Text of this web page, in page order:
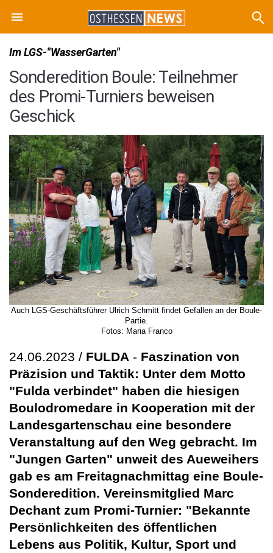
Im LGS-"WasserGarten"
Sonderedition Boule: Teilnehmer
des Promi-Turniers beweisen
Geschick
Auch LGS-Geschäftsführer Ulrich Schmitt findet Gefallen an der Boule-
Partie.
Fotos: Maria Franco
24.06.2023 / FULDA - Faszination von
Präzision und Taktik: Unter dem Motto
"Fulda verbindet" haben die hiesigen
Boulodromedare in Kooperation mit der
Landesgartenschau eine besondere
Veranstaltung auf den Weg gebracht. Im
"Jungen Garten" unweit des Aueweihers
gab es am Freitagnachmittag eine Boule-
Sonderedition. Vereinsmitglied Marc
Dechant zum Promi-Turnier: "Bekannte
Persönlichkeiten des öffentlichen
Lebens aus Politik, Kultur, Sport und